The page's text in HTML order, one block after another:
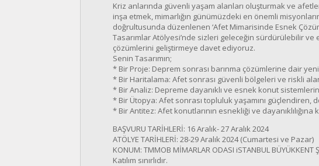
Kriz anlarında güvenli yaşam alanları oluşturmak ve
inşa etmek, mimarlığın günümüzdeki en önemli
doğrultusunda düzenlenen ‘Afet Mimarisinde Esnek
Tasarımlar Atölyesi’nde sizleri geleceğin sürdürülebilir ve
çözümlerini geliştirmeye davet ediyoruz.
Senin Tasarımın;
* Bir Proje: Deprem sonrası barınma çözümlerine dair
* Bir Haritalama: Afet sonrası güvenli bölgeleri ve riskli
* Bir Analiz: Depreme dayanıklı ve esnek konut
* Bir Ütopya: Afet sonrası topluluk yaşamını güçlendiren,
* Bir Antitez: Afet konutlarının esnekliği ve
BAŞVURU TARİHLERİ: 16 Aralık- 27 Aralık 2024
ATÖLYE TARİHLERİ: 28-29 Aralık 2024 (Cumartesi ve Pazar)
KONUM: TMMOB MİMARLAR ODASI iSTANBUL
Katılım sınırlıdır.